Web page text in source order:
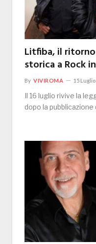
Litfiba, il
storica a Rock
By VIVIROMA 15
Il 16 luglio rivive la
dopo la pubblicazione